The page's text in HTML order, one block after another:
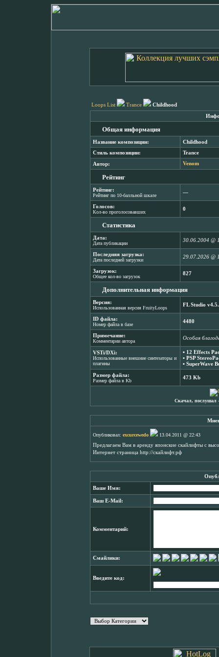
Loops List Trance Childhood
Общая информация
Название композиции: Childhood
Стиль композиции: Trance
Автор: Venom
Рейтинг
Рейтинг:
Рейтинг по 10-балльной шкале
―
Голосов:
Кол-во проголосовавших
0
Статистика
Дата:
Дата публикации
30.06.2004 @
Последняя загрузка:
Дата последней загрузки
29.07.2026 @
Загрузок:
Общее кол-во загрузок
827
Дополнительная информация
Версия:
Использованная версия FruityLoops
FL Studio
ID файла:
Номер файла в базе
4480
Примечание:
Комментарии автора
Особая
VSTi/DXi:
Использованные внешние синтезаторы и
плагины
▪ 12 Effects
▪ PSP
▪ SuperWave
Размер файла:
Размер файла в Kb
473 Kb
Скачал, послушал
Опубликовал: excurcewedo
13.04.2011 @ 22:43
Предлагаем Вам в аренду японские скайлифты с
Интернет страница http://скайлифт.рф
Ваше Имя:
Ваш E-Mail:
Комментарий:
Смайлики:
Введите код: